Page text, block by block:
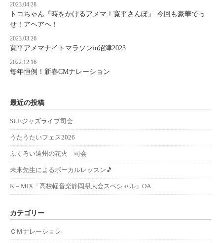
2023.04.28
トコちゃん『時をかけるアメマ！寛平さんぽ』 今回も豪華でっ
せ！アヘアヘ！
2023.03.26
寛平アメマナイトマラソンin沼津2023
2022.12.16
毎年恒例！新春CMナレーション
最近の投稿
SUEジャズライブ司会
うたうたいフェス2026
ふくろい遠州の花火 司会
未来先生によるボーカルレッスン🎵
K－MIX「高校軽音楽静岡県大会スペシャル」OA
カテゴリー
ＣＭナレーション